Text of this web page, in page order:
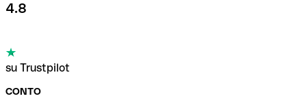
4.8
su Trustpilot
CONTO